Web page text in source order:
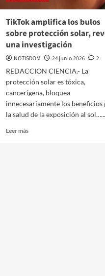
TikTok amplifica los bulos
sobre protección solar,
una investigación
NOTISDOM 24 junio 2026
2
REDACCION CIENCIA.- La
protección solar es tóxica,
cancerígena, bloquea
innecesariamente los beneficios
la salud de la exposición al sol…...
Leer más